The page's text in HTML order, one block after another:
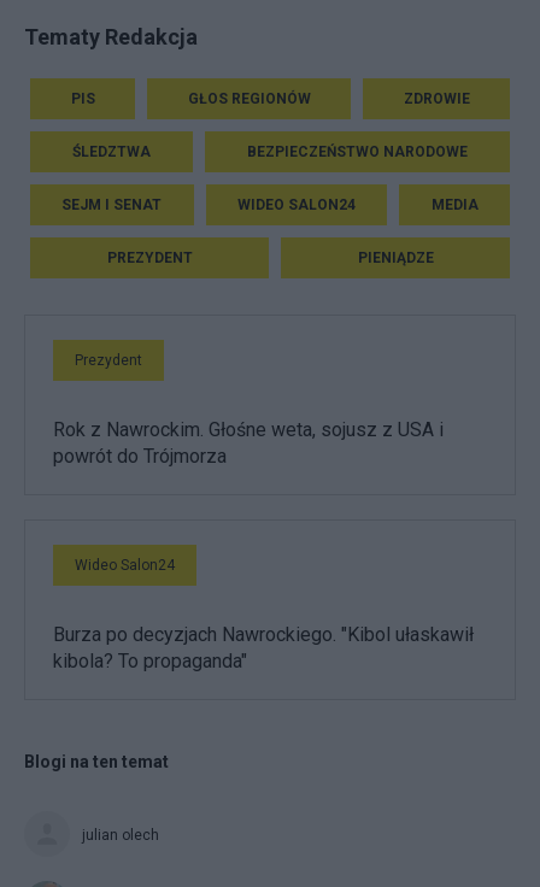
Tematy Redakcja
PIS GŁOS REGIONÓW ZDROWIE
ŚLEDZTWA BEZPIECZEŃSTWO NARODOWE
SEJM I SENAT WIDEO SALON24 MEDIA
PREZYDENT PIENIĄDZE
Prezydent
Rok z Nawrockim. Głośne weta, sojusz z USA i
powrót do Trójmorza
Wideo Salon24
Burza po decyzjach Nawrockiego. "Kibol ułaskawił
kibola? To propaganda"
Blogi na ten temat
julian olech